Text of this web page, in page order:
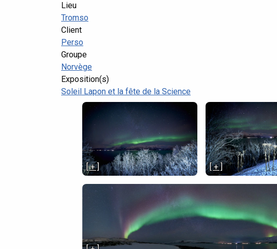
Lieu
Tromso
Client
Perso
Groupe
Norvège
Exposition(s)
Soleil Lapon et la fête de la Science
[ + ] [ + ]